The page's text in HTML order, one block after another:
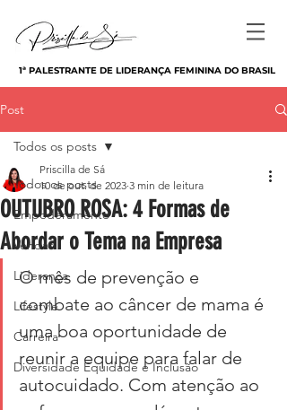
1ª PALESTRANTE DE LIDERANÇA FEMININA DO BRASIL
Post
Todos os posts
Empoderamento
Vendas
Liderança
Lifestyle
Carreira
Diversidade Equidade e Inclusão
Todos os posts
OUTUBRO ROSA: 4 Formas de
Abordar o Tema na Empresa
Priscilla de Sá
10 de out. de 2023 3 min de leitura
O mês de prevenção e
combate ao câncer de mama é
uma boa oportunidade de
reunir a equipe para falar de
autocuidado. Com atenção ao